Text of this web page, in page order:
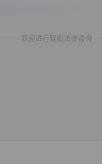
欢迎进行智能法律咨询